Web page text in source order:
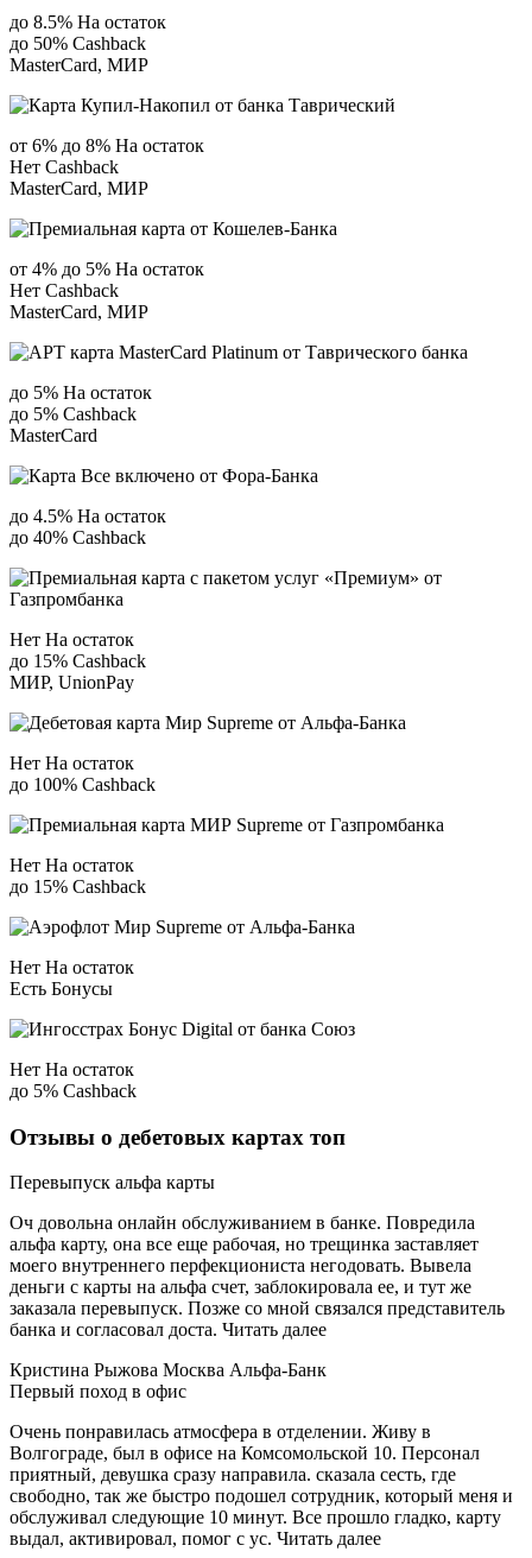
до 8.5% На остаток
до 50% Сashback
MasterCard, МИР
от 6% до 8% На остаток
Нет Сashback
MasterCard, МИР
от 4% до 5% На остаток
Нет Сashback
MasterCard, МИР
до 5% На остаток
до 5% Сashback
MasterCard
до 4.5% На остаток
до 40% Сashback
Нет На остаток
до 15% Сashback
МИР, UnionPay
Нет На остаток
до 100% Сashback
Нет На остаток
до 15% Сashback
Нет На остаток
Есть Бонусы
Нет На остаток
до 5% Сashback
Отзывы о дебетовых картах топ
Перевыпуск альфа карты
Оч довольна онлайн обслуживанием в банке. Повредила
альфа карту, она все еще рабочая, но трещинка заставляет
моего внутреннего перфекциониста негодовать. Вывела
деньги с карты на альфа счет, заблокировала ее, и тут же
заказала перевыпуск. Позже со мной связался представитель
банка и согласовал доста. Читать далее
Кристина Рыжова Москва Альфа-Банк
Первый поход в офис
Очень понравилась атмосфера в отделении. Живу в
Волгограде, был в офисе на Комсомольской 10. Персонал
приятный, девушка сразу направила. сказала сесть, где
свободно, так же быстро подошел сотрудник, который меня и
обслуживал следующие 10 минут. Все прошло гладко, карту
выдал, активировал, помог с ус. Читать далее